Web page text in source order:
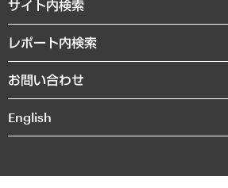
まちづくり・観光・交通・スポーツ・スマートシテ
自然資源・農林水産業・食料システム
メディア掲載・出演
沿革
組織図・本部部室紹介
インドネシア現地法人
個人情報保護方針
サイト内検索
レポート内検索
お問い合わせ
English